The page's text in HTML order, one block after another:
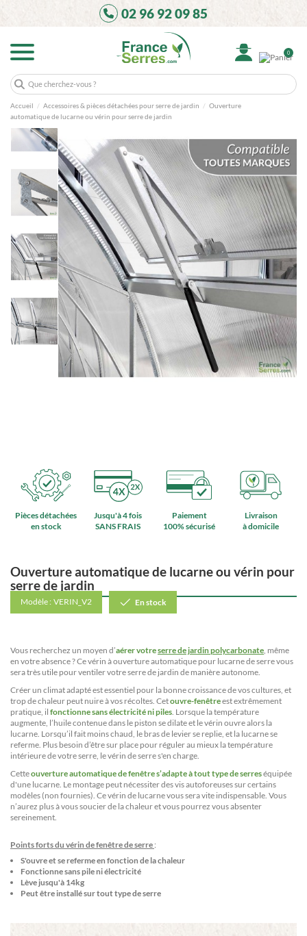
02 96 92 09 85
0
Accueil Accessoires & pièces détachées pour serre de jardin
Ouverture
automatique de lucarne ou vérin pour serre de jardin
Pièces détachées
en stock
Jusqu'à 4 fois
SANS FRAIS
Paiement
100% sécurisé
Livraison
à domicile
Ouverture automatique de lucarne ou vérin pour
serre de jardin
Vous recherchez un moyen d’aérer votreserre de jardin polycarbonate, même
en votre absence ? Ce vérin à ouverture automatique pour lucarne de serre vous
sera très utile pour ventiler votre serre de jardin de manière autonome.
Créer un climat adapté est essentiel pour la bonne croissance de vos cultures, et
trop de chaleur peut nuire à vos récoltes. Cetouvre-fenêtreest extrêmement
pratique, il fonctionne sans électricité ni piles . Lorsque la température
augmente, l’huile contenue dans le piston se dilate et le vérin ouvre alors la
lucarne. Lorsqu’il fait moins chaud, le bras de levier se replie, et la lucarne se
referme. Plus besoin d’être sur place pour réguler au mieux la température
intérieure de votre serre, le vérin de serre s'en charge.
Cetteouverture automatique de fenêtre s’adapte à tout type de serreséquipée
d'une lucarne. Le montage peut nécessiter des vis autoforeuses sur certains
modèles (non fournies). Ce vérin de lucarne vous sera vite indispensable. Vous
n’aurez plus à vous soucier de la chaleur et vous pourrez vous absenter
sereinement.
Points forts du vérin de fenêtre de serre :
S'ouvre et se referme en fonction de la chaleur
Fonctionne sans pile ni électricité
Lève jusqu'à 14kg
Peut être installé sur tout type de serre
Modèle : VERIN_V2 En stock